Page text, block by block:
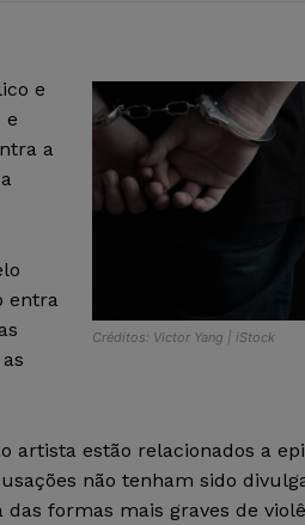
Créditos: Victor Yang | iStock
e
e
a
entra
artista estão relacionados a
não tenham sido
formas mais graves de